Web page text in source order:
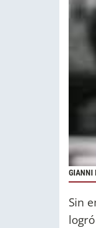
GIANNI
Sin